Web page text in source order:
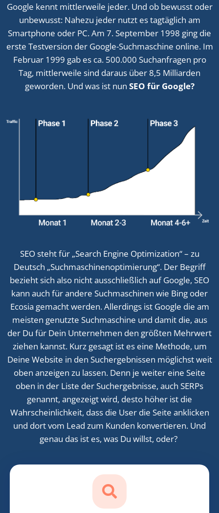
Google kennt mittlerweile jeder. Und ob bewusst oder
unbewusst: Nahezu jeder nutzt es tagtäglich am
Smartphone oder PC. Am 7. September 1998 ging die
erste Testversion der Google-Suchmaschine online. Im
Februar 1999 gab es ca. 500.000 Suchanfragen pro
Tag, mittlerweile sind daraus über 8,5 Milliarden
geworden. Und was ist nun SEO für Google?
SEO steht für „Search Engine Optimization“ – zu
Deutsch „Suchmaschinenoptimierung“. Der Begriff
bezieht sich also nicht ausschließlich auf Google, SEO
kann auch für andere Suchmaschinen wie Bing oder
Ecosia gemacht werden. Allerdings ist Google die am
meisten genutzte Suchmaschine und damit die, aus
der Du für Dein Unternehmen den größten Mehrwert
ziehen kannst. Kurz gesagt ist es eine Methode, um
Deine Website in den Suchergebnissen möglichst weit
oben anzeigen zu lassen. Denn je weiter eine Seite
oben in der Liste der Suchergebnisse, auch SERPs
genannt, angezeigt wird, desto höher ist die
Wahrscheinlichkeit, dass die User die Seite anklicken
und dort vom Lead zum Kunden konvertieren. Und
genau das ist es, was Du willst, oder?